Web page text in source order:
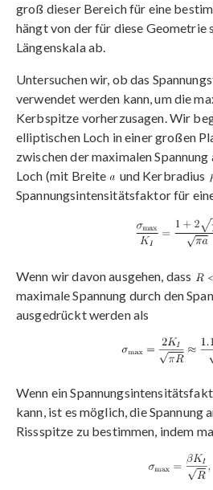
groß dieser Bereich für eine
hängt von der für diese Geometrie
Längenskala ab.
Untersuchen wir, ob das
verwendet werden kann, um die
Kerbspitze vorherzusagen. Wir
elliptischen Loch in einer großen
zwischen der maximalen
Loch (mit Breite
und Kerbradius
Spannungsintensitätsfaktor für
Wenn wir davon ausgehen, dass
maximale Spannung durch den
ausgedrückt werden als
Wenn ein
kann, ist es möglich, die Spannung
Rissspitze zu bestimmen, indem